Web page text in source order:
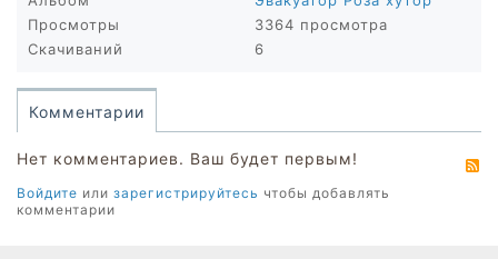
Просмотры
3364 просмотра
Скачиваний
6
Комментарии
Нет комментариев. Ваш будет первым!
Войдите или зарегистрируйтесь чтобы добавлять
комментарии